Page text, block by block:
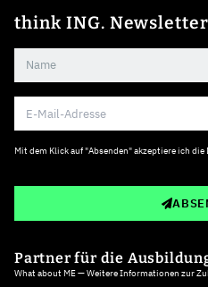
think ING. Newsletter
Mit dem Klick auf "Absenden" akzeptiere ich die
Partner für die
What about ME — Weitere Informationen zur